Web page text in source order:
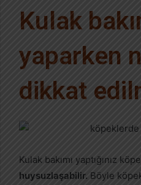
Kulak
yaparken
dikkat
Kulak bakımı yaptığınız
huysuzlaşabilir. Böyle